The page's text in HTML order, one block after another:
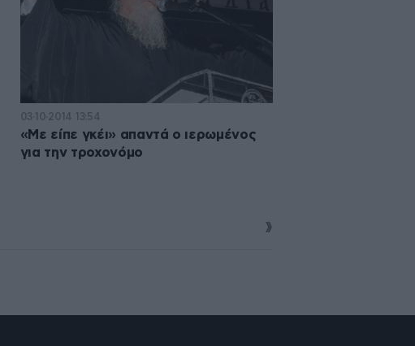
03·10·2014 13:54
«Με είπε γκέι» απαντά ο ιερωμένος
για την τροχονόμο